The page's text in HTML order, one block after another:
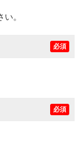
。
必須
必須